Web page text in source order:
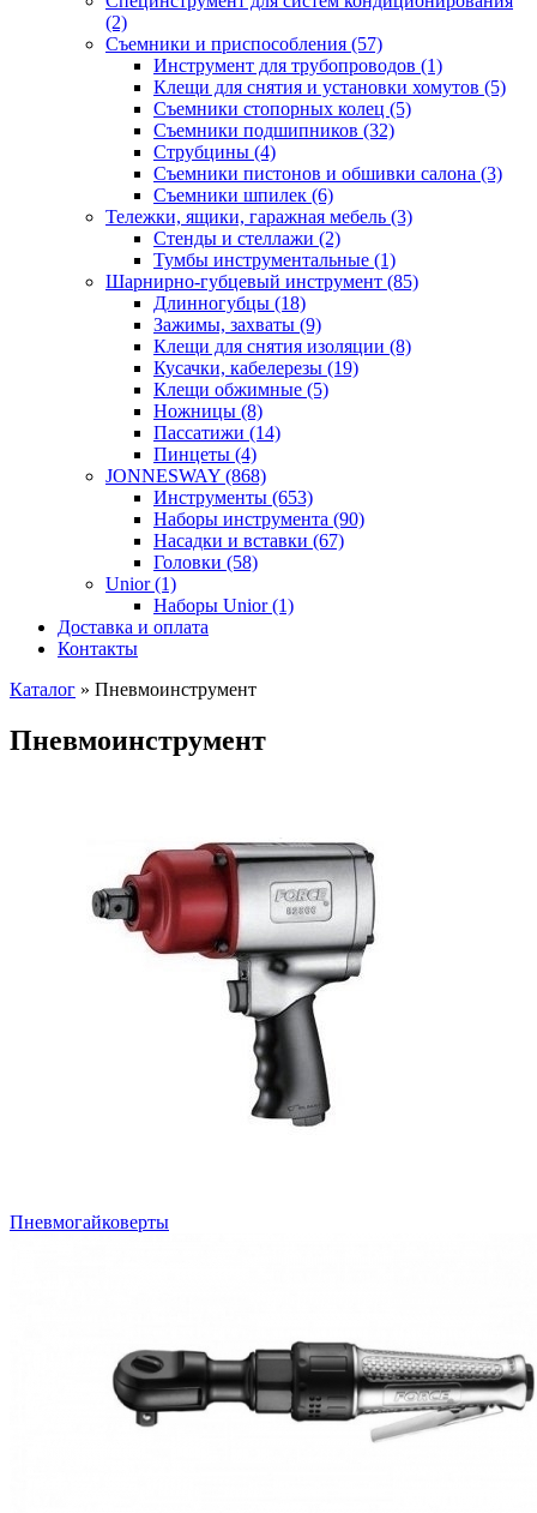
(2)
Съемники и приспособления (57)
Инструмент для трубопроводов (1)
Клещи для снятия и установки хомутов (5)
Съемники стопорных колец (5)
Съемники подшипников (32)
Струбцины (4)
Съемники пистонов и обшивки салона (3)
Съемники шпилек (6)
Тележки, ящики, гаражная мебель (3)
Cтенды и стеллажи (2)
Тумбы инструментальные (1)
Шарнирно-губцевый инструмент (85)
Длинногубцы (18)
Зажимы, захваты (9)
Клещи для снятия изоляции (8)
Кусачки, кабелерезы (19)
Клещи обжимные (5)
Ножницы (8)
Пассатижи (14)
Пинцеты (4)
JONNESWAY (868)
Инструменты (653)
Наборы инструмента (90)
Насадки и вставки (67)
Головки (58)
Unior (1)
Наборы Unior (1)
Доставка и оплата
Контакты
Каталог » Пневмоинструмент
Пневмоинструмент
Пневмогайковерты